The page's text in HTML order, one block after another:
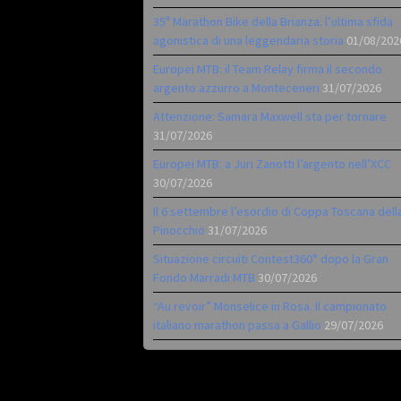
35ª Marathon Bike della Brianza: l’ultima sfida
agonistica di una leggendaria storia 01/08/
Europei MTB: il Team Relay firma il secondo
argento azzurro a Monteceneri 31/07/2026
Attenzione: Samara Maxwell sta per tornare
31/07/2026
Europei MTB: a Juri Zanotti l’argento nell’XCC
30/07/2026
Il 6 settembre l’esordio di Coppa Toscana
Pinocchio 31/07/2026
Situazione circuiti Contest360° dopo la Gran
Fondo Marradi MTB 30/07/2026
“Au revoir” Monselice in Rosa. Il campionato
italiano marathon passa a Gallio 29/07/2026